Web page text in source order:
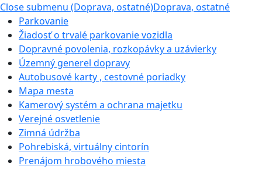
Close submenu (Doprava, ostatné)Doprava, ostatné
Parkovanie
Žiadosť o trvalé parkovanie vozidla
Dopravné povolenia, rozkopávky a uzávierky
Územný generel dopravy
Autobusové karty , cestovné poriadky
Mapa mesta
Kamerový systém a ochrana majetku
Verejné osvetlenie
Zimná údržba
Pohrebiská, virtuálny cintorín
Prenájom hrobového miesta